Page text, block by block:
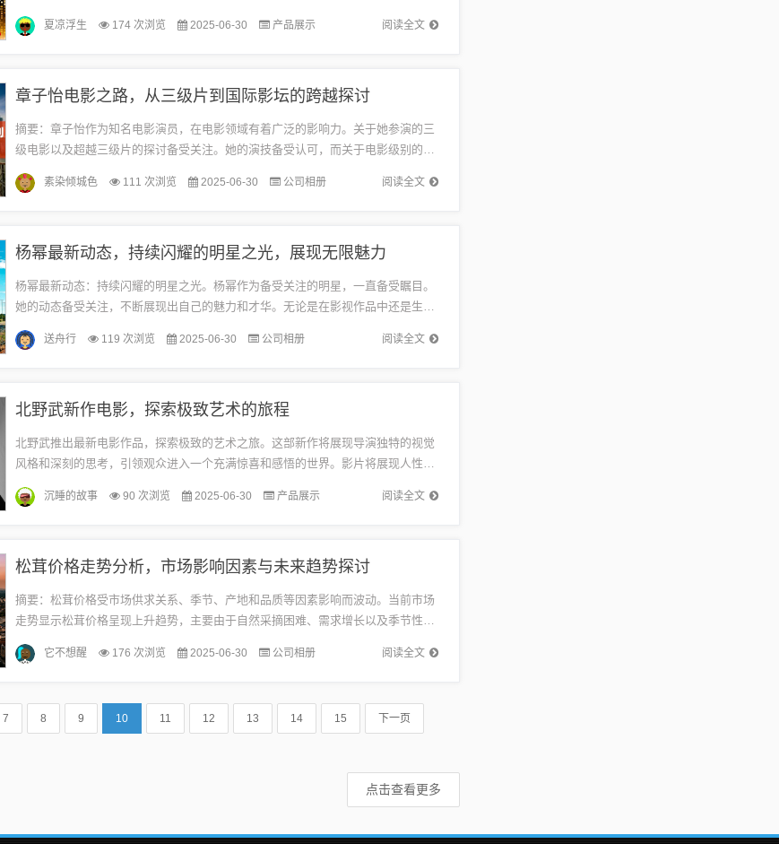
团将继续拓展业务版图，积极应对市场变化，不断提升核心竞争力，为实现持续稳
健...
阅读全文
夏凉浮生 174 次浏览 2025-06-30 产品展示
章子怡电影之路，从三级片到国际影坛的跨越探讨
摘要：章子怡作为知名电影演员，在电影领域有着广泛的影响力。关于她参演的三
级电影以及超越三级片的探讨备受关注。她的演技备受认可，而关于电影级别的讨
论则是对电影内容、制作质量以及社会价值观的综合反映。章子怡的电影作品不
仅...
阅读全文
素染倾城色 111 次浏览 2025-06-30 公司相册
杨幂最新动态，持续闪耀的明星之光，展现无限魅力
杨幂最新动态：持续闪耀的明星之光。杨幂作为备受关注的明星，一直备受瞩目。
她的动态备受关注，不断展现出自己的魅力和才华。无论是在影视作品中还是生活
中，她都展现出了独特的风格和个性，吸引了众多粉丝的喜爱和支持。她的明星
之...
阅读全文
送舟行 119 次浏览 2025-06-30 公司相册
北野武新作电影，探索极致艺术的旅程
北野武推出最新电影作品，探索极致的艺术之旅。这部新作将展现导演独特的视觉
风格和深刻的思考，引领观众进入一个充满惊喜和感悟的世界。影片将展现人性的
复杂与真实，挑战传统观念，探索艺术的边界。北野武以其独特的导演才华和敏
锐...
阅读全文
沉睡的故事 90 次浏览 2025-06-30 产品展示
松茸价格走势分析，市场影响因素与未来趋势探讨
摘要：松茸价格受市场供求关系、季节、产地和品质等因素影响而波动。当前市场
走势显示松茸价格呈现上升趋势，主要由于自然采摘困难、需求增长以及季节性供
应短缺等因素推动。随着消费者对松茸营养价值的认知提高，市场需求将持续增
长...
阅读全文
它不想醒 176 次浏览 2025-06-30 公司相册
7 8 9 10 11 12 13 14 15 下一页
点击查看更多